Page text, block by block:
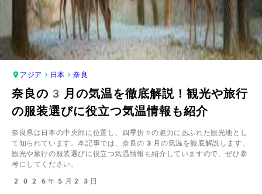
アジア 日本 奈良
奈良の3月の気温を徹底解説！観光や旅行
の服装選びに役立つ気温情報も紹介
奈良県は日本の中央部に位置し、四季折々の魅力にあふれた観光地とし
て知られています。本記事では、奈良の3月の気温を徹底解説します。
観光や旅行の服装選びに役立つ気温情報も紹介していますので、ぜひ参
考にしてください。
2026年5月23日